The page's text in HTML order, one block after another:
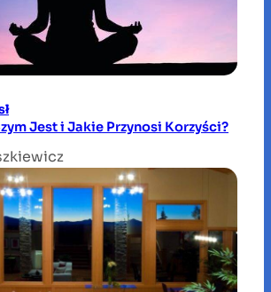
Jest i Jakie Przynosi Korzyści?